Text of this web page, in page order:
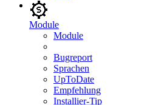
Module
Module
Bugreport
Sprachen
UpToDate
Empfehlung
Installier-Tip